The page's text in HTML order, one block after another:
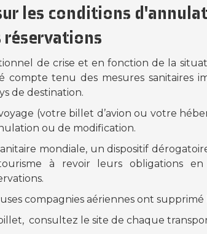
les conditions
réservations
de crise et en fonction de la
compte tenu des mesures sanitaires
de destination.
(votre billet d’avion ou votre
ou de modification.
mondiale, un dispositif
à revoir leurs obligations
compagnies aériennes ont
consultez le site de chaque